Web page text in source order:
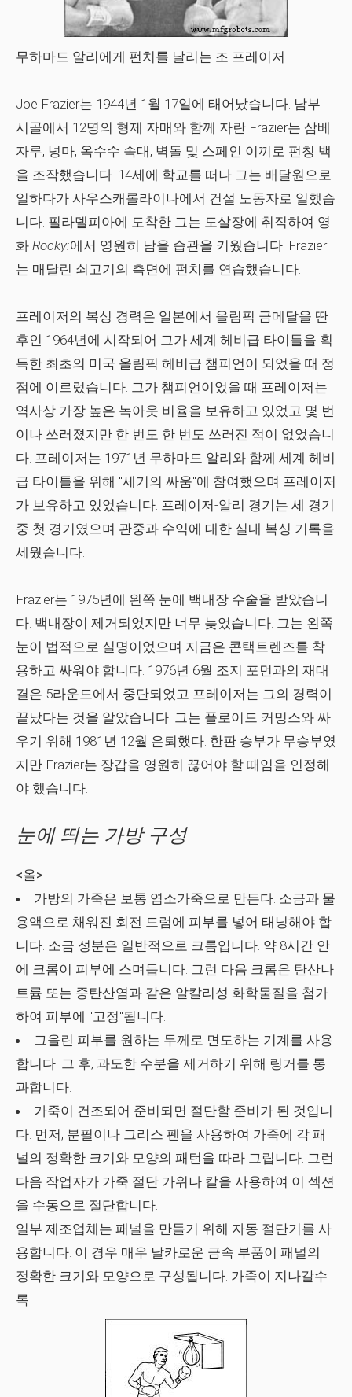
무하마드 알리에게 펀치를 날리는 조 프레이저.
Joe Frazier는 1944년 1월 17일에 태어났습니다. 남부
시골에서 12명의 형제 자매와 함께 자란 Frazier는 삼베
자루, 넝마, 옥수수 속대, 벽돌 및 스페인 이끼로 펀칭 백
을 조작했습니다. 14세에 학교를 떠나 그는 배달원으로
일하다가 사우스캐롤라이나에서 건설 노동자로 일했습
니다. 필라델피아에 도착한 그는 도살장에 취직하여 영
화 Rocky:에서 영원히 남을 습관을 키웠습니다. Frazier
는 매달린 쇠고기의 측면에 펀치를 연습했습니다.
프레이저의 복싱 경력은 일본에서 올림픽 금메달을 딴
후인 1964년에 시작되어 그가 세계 헤비급 타이틀을 획
득한 최초의 미국 올림픽 헤비급 챔피언이 되었을 때 정
점에 이르렀습니다. 그가 챔피언이었을 때 프레이저는
역사상 가장 높은 녹아웃 비율을 보유하고 있었고 몇 번
이나 쓰러졌지만 한 번도 한 번도 쓰러진 적이 없었습니
다. 프레이저는 1971년 무하마드 알리와 함께 세계 헤비
급 타이틀을 위해 "세기의 싸움"에 참여했으며 프레이저
가 보유하고 있었습니다. 프레이저-알리 경기는 세 경기
중 첫 경기였으며 관중과 수익에 대한 실내 복싱 기록을
세웠습니다.
Frazier는 1975년에 왼쪽 눈에 백내장 수술을 받았습니
다. 백내장이 제거되었지만 너무 늦었습니다. 그는 왼쪽
눈이 법적으로 실명이었으며 지금은 콘택트렌즈를 착
용하고 싸워야 합니다. 1976년 6월 조지 포먼과의 재대
결은 5라운드에서 중단되었고 프레이저는 그의 경력이
끝났다는 것을 알았습니다. 그는 플로이드 커밍스와 싸
우기 위해 1981년 12월 은퇴했다. 한판 승부가 무승부였
지만 Frazier는 장갑을 영원히 끊어야 할 때임을 인정해
야 했습니다.
눈에 띄는 가방 구성
<올>
가방의 가죽은 보통 염소가죽으로 만든다. 소금과 물
용액으로 채워진 회전 드럼에 피부를 넣어 태닝해야 합
니다. 소금 성분은 일반적으로 크롬입니다. 약 8시간 안
에 크롬이 피부에 스며듭니다. 그런 다음 크롬은 탄산나
트륨 또는 중탄산염과 같은 알칼리성 화학물질을 첨가
하여 피부에 "고정"됩니다.
그을린 피부를 원하는 두께로 면도하는 기계를 사용
합니다. 그 후, 과도한 수분을 제거하기 위해 링거를 통
과합니다.
가죽이 건조되어 준비되면 절단할 준비가 된 것입니
다. 먼저, 분필이나 그리스 펜을 사용하여 가죽에 각 패
널의 정확한 크기와 모양의 패턴을 따라 그립니다. 그런
다음 작업자가 가죽 절단 가위나 칼을 사용하여 이 섹션
을 수동으로 절단합니다.
일부 제조업체는 패널을 만들기 위해 자동 절단기를 사
용합니다. 이 경우 매우 날카로운 금속 부품이 패널의
정확한 크기와 모양으로 구성됩니다. 가죽이 지나갈수
록